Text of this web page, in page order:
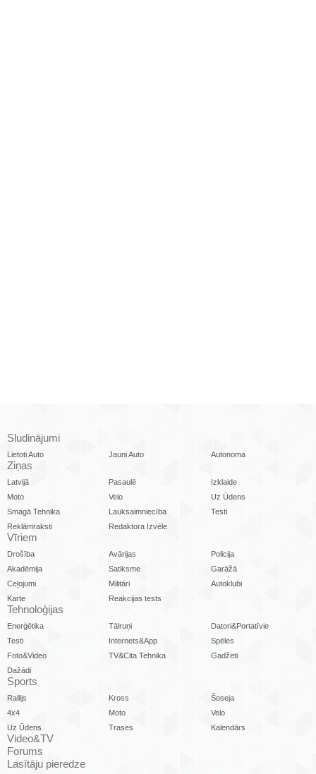
Sludinājumi
Lietoti Auto Jauni Auto Autonoma
Ziņas
Latvijā Pasaulē
Izklaide
Moto
Velo
Uz Ūdens
Smagā Tehnika
Lauksaimniecība
Testi
Reklāmraksti
Redaktora Izvēle
Vīriem
Drošība Avārijas
Policija
Akadēmija
Satiksme
Garāžā
Ceļojumi
Militāri
Autoklubi
Karte
Reakcijas tests
Tehnoloģijas
Enerģētika Tālruņi
Datori&Portatīvie
Testi
Internets&App
Spēles
Foto&Video
TV&Cita Tehnika
Gadžeti
Dažādi
Sports
Rallijs Kross
Šoseja
4x4
Moto
Velo
Uz Ūdens
Trases Kalendārs
Video&TV
Forums
Lasītāju pieredze